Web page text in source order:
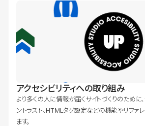
アクセシビリティへの取り組み
より多くの人に情報が届くサイトづくりのために
ントラスト、HTMLタグ設定などの機能やリファ
ます。